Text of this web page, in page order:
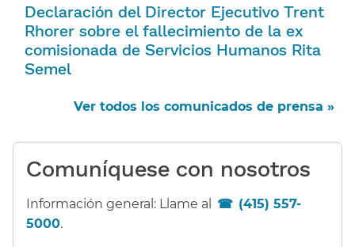
Declaración del Director Ejecutivo Trent
Rhorer sobre el fallecimiento de la ex
comisionada de Servicios Humanos Rita
Semel​​
Ver todos los comunicados de prensa »​​
Comuníquese con nosotros​​
Información general: Llame al
(415) 557-
5000.​​